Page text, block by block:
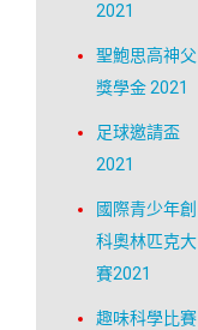
2021
聖鮑思高神父
獎學金 2021
足球邀請盃
2021
國際青少年創
科奧林匹克大
賽2021
趣味科學比賽